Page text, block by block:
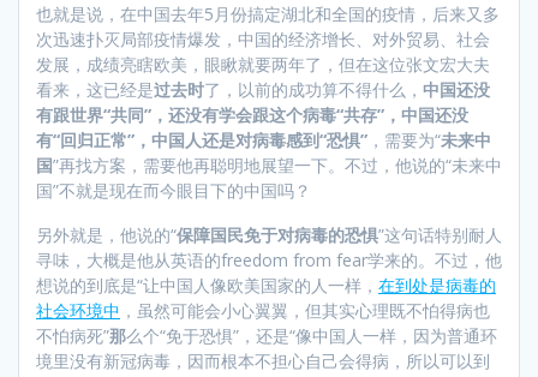
也就是说，在中国去年5月份搞定湖北和全国的疫情，后来又多
次迅速扑灭局部疫情爆发，中国的经济增长、对外贸易、社会
发展，成绩亮瞎欧美，眼瞅就要两年了，但在这位张文宏大夫
看来，这已经是过去时了，以前的成功算不得什么， 中国还没
有跟世界“共同”，还没有学会跟这个病毒“共存”，中国还没
有“回归正常”，中国人还是对病毒感到“恐惧” ，需要为“未来中
国”再找方案，需要他再聪明地展望一下。不过，他说的“未来中
国”不就是现在而今眼目下的中国吗？
另外就是，他说的“保障国民免于对病毒的恐惧”这句话特别耐人
寻味，大概是他从英语的freedom from fear学来的。不过，他
想说的到底是“让中国人像欧美国家的人一样， 在到处是病毒的
社会环境中 ，虽然可能会小心翼翼，但其实心理既不怕得病也
不怕病死”那么个“免于恐惧”，还是“像中国人一样，因为普通环
境里没有新冠病毒，因而根本不担心自己会得病，所以可以到